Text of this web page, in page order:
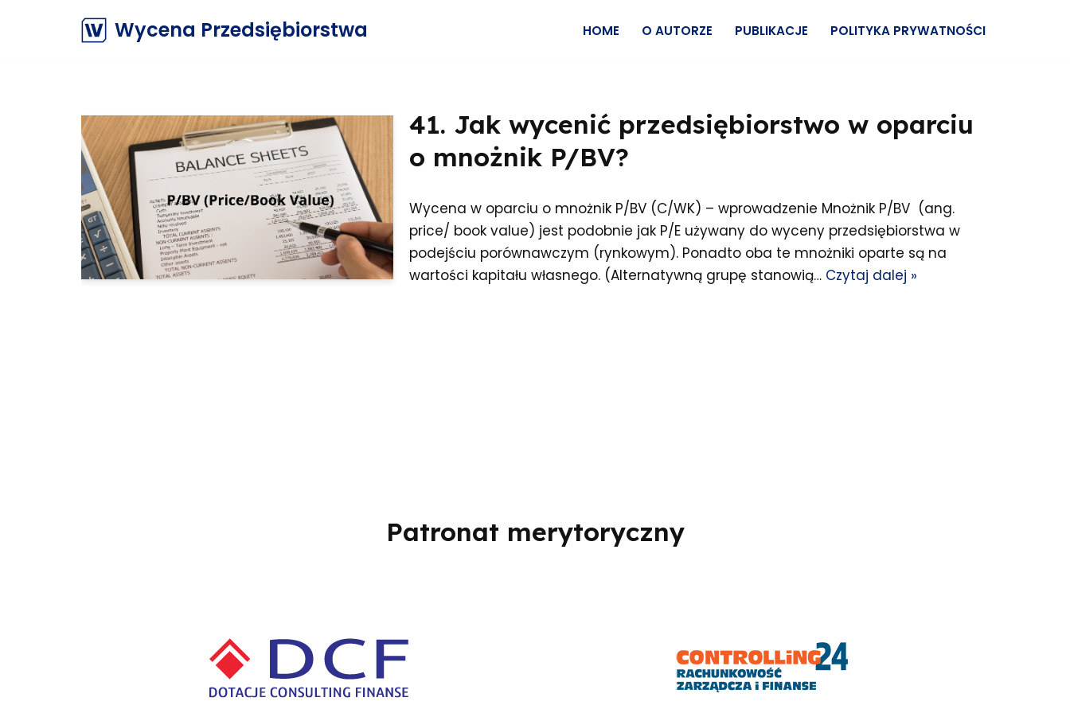
Wycena Przedsiębiorstwa HOME O AUTORZE PUBLIKACJE POLITYKA PRYWATNOŚCI
41. Jak wycenić przedsiębiorstwo w oparciu
o mnożnik P/BV?
Wycena w oparciu o mnożnik P/BV (C/WK) – wprowadzenie Mnożnik P/BV (ang.
price/ book value) jest podobnie jak P/E używany do wyceny przedsiębiorstwa w
podejściu porównawczym (rynkowym). Ponadto oba te mnożniki oparte są na
wartości kapitału własnego. (Alternatywną grupę stanowią… Czytaj dalej »
Patronat merytoryczny